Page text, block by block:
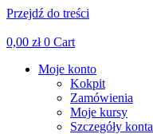
Przejdź do treści
0,00 zł 0 Cart
Moje konto
Kokpit
Zamówienia
Moje kursy
Szczegóły konta